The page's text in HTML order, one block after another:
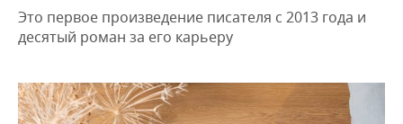
ДЕКЛАРАЦИИ О ДОХОДАХ
КОРОЛИ ГОСЗАКАЗА ПФО
ВУЗЫ ТАТАРСТАНА
НОВОСТИ ЭКОНОМИКИ
ФИНАНСЫ
БАНКИ
ПРОМЫШЛЕННОСТЬ
НОВОСТИ
АГРОПРОМ
НОВОСТИ НЕДВИЖИМОСТИ
АВТО
Это первое произведение писателя с 2013 года и
десятый роман за его карьеру